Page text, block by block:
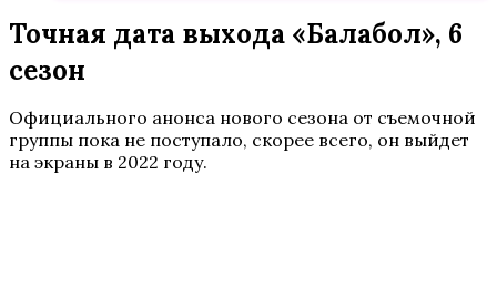
Точная дата выхода «Балабол», 6
сезон
Официального анонса нового сезона от съемочной
группы пока не поступало, скорее всего, он выйдет
на экраны в 2022 году.